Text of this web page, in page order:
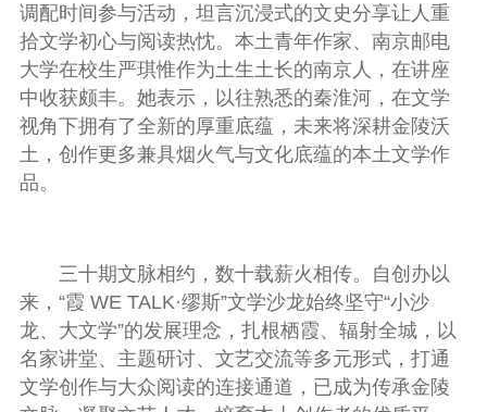
调配时间参与活动，坦言沉浸式的文史分享让人重
拾文学初心与阅读热忱。本土青年作家、南京邮电
大学在校生严琪惟作为土生土长的南京人，在讲座
中收获颇丰。她表示，以往熟悉的秦淮河，在文学
视角下拥有了全新的厚重底蕴，未来将深耕金陵沃
土，创作更多兼具烟火气与文化底蕴的本土文学作
品。
三十期文脉相约，数十载薪火相传。自创办以
来，“霞 WE TALK·缪斯”文学沙龙始终坚守“小沙
龙、大文学”的发展理念，扎根栖霞、辐射全城，以
名家讲堂、主题研讨、文艺交流等多元形式，打通
文学创作与大众阅读的连接通道，已成为传承金陵